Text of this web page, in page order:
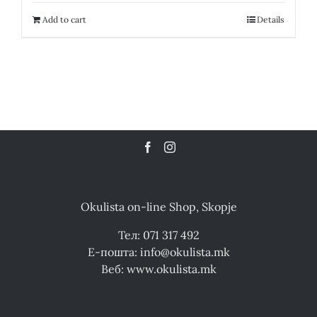
17,600.00 ден.
Add to cart Details
Okulista on-line Shop, Skopje
Тел: 071 317 492
Е-пошта: info@okulista.mk
Веб: www.okulista.mk